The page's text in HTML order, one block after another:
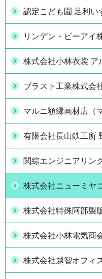
認定こども園 足利い
リンデン・ビーアイ
株式会社小林衣裳 ア
ブラスト工業株式会
マルニ額縁画材店（
有限会社長山鉄工所
関綜エンジニアリン
株式会社ニューミヤ
株式会社特殊阿部製
株式会社小林電気商
株式会社越智オフィ